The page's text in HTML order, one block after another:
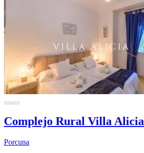
Complejo Rural Villa Alicia
Porcuna